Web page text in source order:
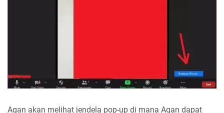
Agan akan melihat jendela pop-up di mana Agan dapat